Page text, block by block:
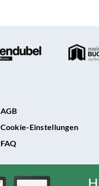
AGB
Cookie-Einstellungen
FAQ